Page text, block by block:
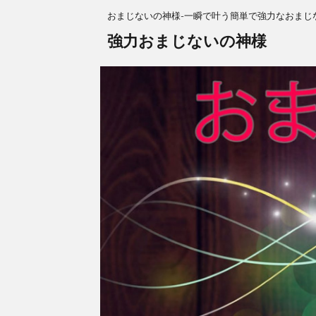
おまじないの神様-一瞬で叶う簡単で強力なおまじ
強力おまじないの神様